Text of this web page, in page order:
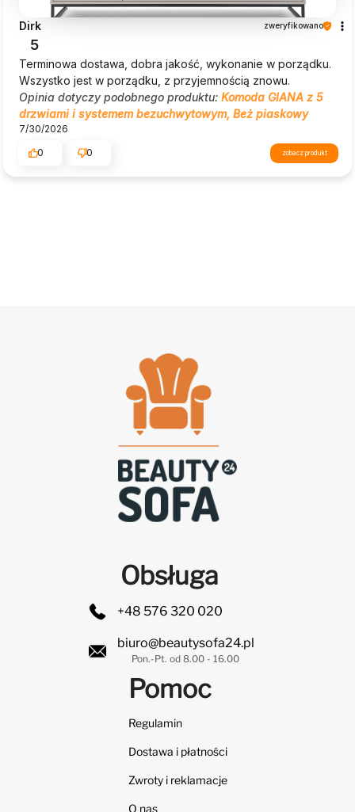
Dirk zweryfikowano
5
Terminowa dostawa, dobra jakość, wykonanie w porządku.
Wszystko jest w porządku, z przyjemnością znowu.
Opinia dotyczy podobnego produktu: Komoda GIANA z 5
drzwiami i systemem bezuchwytowym, Beż piaskowy
7/30/2026
0
0 zobacz produkt
Obsługa
+48 576 320 020
biuro@beautysofa24.pl
Pon.-Pt. od 8.00 - 16.00
Pomoc
Regulamin
Dostawa i płatności
Zwroty i reklamacje
O nas